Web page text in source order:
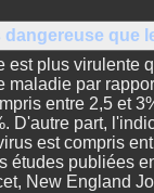
que
plus virulente
maladie par
entre 2,5 et
D'autre part,
est compris
études publiées
New England